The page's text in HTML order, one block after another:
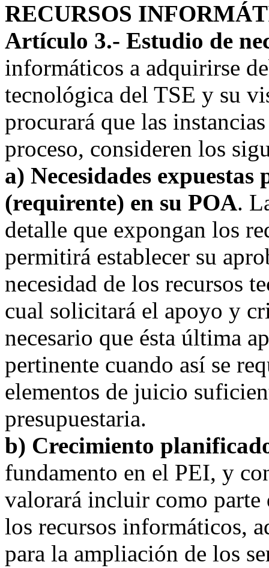
RECURSOS
Artículo 3.- Estudio de
informáticos a adquirirse
tecnológica del TSE y su
procurará que las
proceso, consideren los
a) Necesidades
(requirente) en su POA.
detalle que expongan los
permitirá establecer su
necesidad de los recursos
cual solicitará el apoyo y
necesario que ésta última
pertinente cuando así se
elementos de juicio
presupuestaria.
b) Crecimiento
fundamento en el PEI, y
valorará incluir como
los recursos informáticos,
para la ampliación de los